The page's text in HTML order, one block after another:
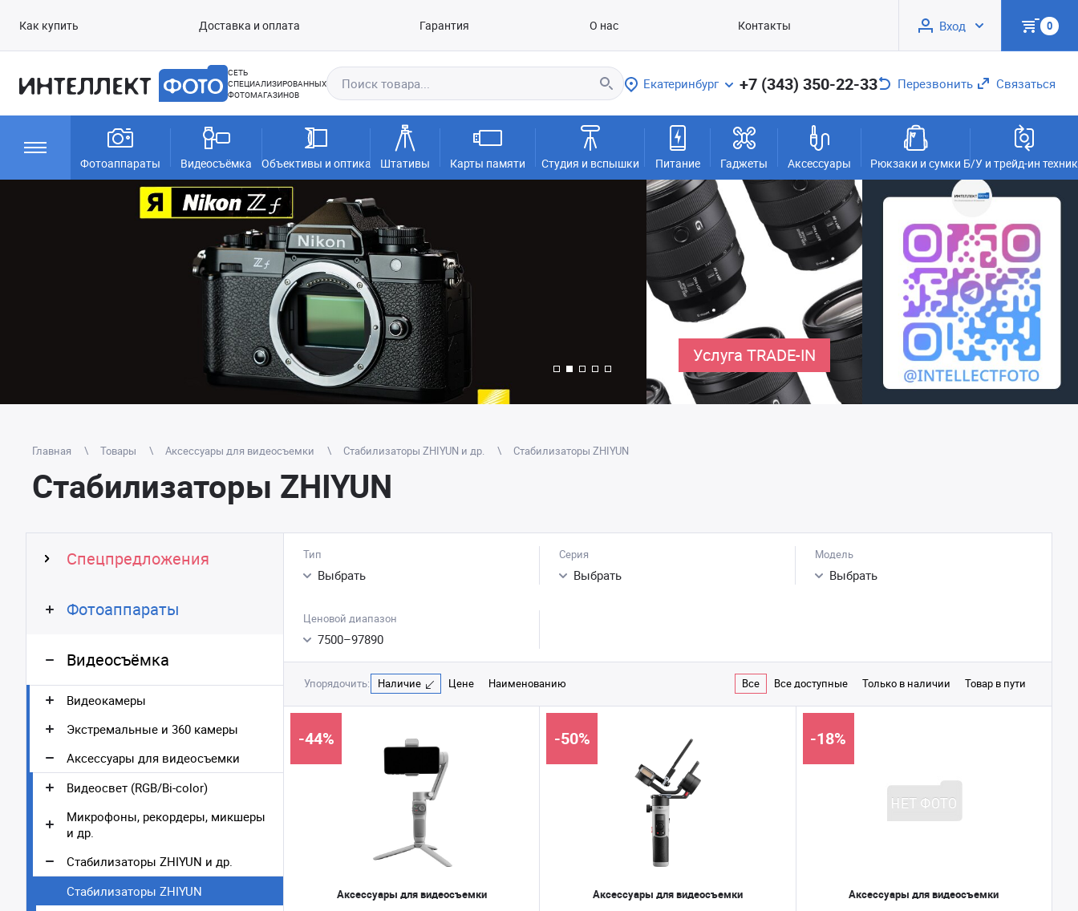
Как купить Доставка и оплата Гарантия О нас Контакты Вход 0
СЕТЬ
СПЕЦИАЛИЗИРОВАННЫХ
ФОТОМАГАЗИНОВ
Екатеринбург +7 (343) 350-22-33 Перезвонить Связаться
Фотоаппараты Видеосъёмка Объективы и оптика Штативы Карты памяти Студия и вспышки Питание Гаджеты Аксессуары Рюкзаки и сумки Б/У и трейд-ин
Услуга TRADE-IN
Главная Товары Аксессуары для видеосъемки Стабилизаторы ZHIYUN и др. Стабилизаторы ZHIYUN
Стабилизаторы ZHIYUN
Спецпредложения
Фотоаппараты
Видеосъёмка
Видеокамеры
Экстремальные и 360 камеры
Аксессуары для видеосъемки
Видеосвет (RGB/Bi-color)
Микрофоны, рекордеры, микшеры
и др.
Стабилизаторы ZHIYUN и др.
Стабилизаторы ZHIYUN
Тип
Выбрать
Серия
Выбрать
Модель
Выбрать
Ценовой диапазон
7500–97890
Упорядочить: Наличие Цене Наименованию Все Все доступные Только в наличии Товар в пути
Аксессуары для видеосъемки
-44%
Аксессуары для видеосъемки
-50%
Аксессуары для видеосъемки
-18%